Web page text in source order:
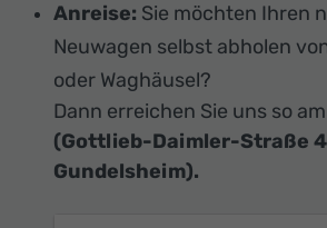
Anreise: Sie möchten Ihren
Neuwagen selbst abholen
oder Waghäusel?
Dann erreichen Sie uns so
(Gottlieb-Daimler-Straße
Gundelsheim).